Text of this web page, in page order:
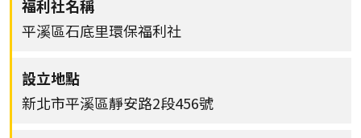
平溪區石底里環保福利社
新北市平溪區靜安路2段456號